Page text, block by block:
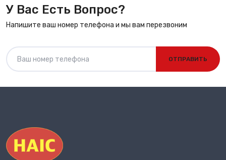
У Вас Есть Вопрос?
Напишите ваш номер телефона и мы вам перезвоним
ОТПРАВИТЬ